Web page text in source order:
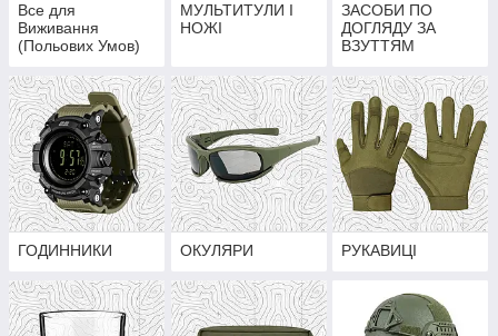
Все для
Виживання
(Польових Умов)
МУЛЬТИТУЛИ І
НОЖІ
ЗАСОБИ ПО
ДОГЛЯДУ ЗА
ВЗУТТЯМ
ГОДИННИКИ ОКУЛЯРИ РУКАВИЦІ